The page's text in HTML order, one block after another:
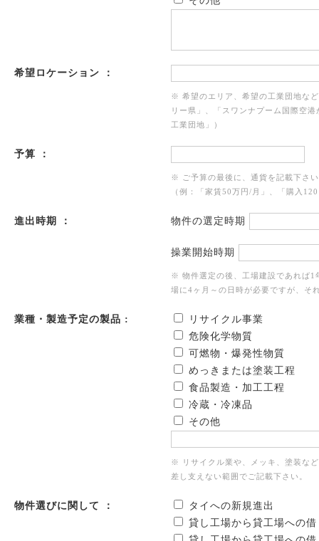
希望ロケーション ：
※ 希望のエリア、希望の工業団地な
リー県」、「スワンナプーム国際空
工業団地」）
予算 ：
※ ご予算の最後に、通貨を記載下さ
（例：「家賃50万円/月」、「購入
進出時期 ： 物件の選定時期
操業開始時期
※ 物件選定の後、工場建設であれば1
場に4ヶ月～の日時が必要ですが、そ
業種・製造予定の製品 :
リサイクル事業
危険化学物質
可燃物・爆発性物質
めっきまたは塗装工程
食品製造・加工工程
冷蔵・冷凍品
その他
※ リサイクル業や、メッキ、塗装な
差し支えない範囲でご記載下さい。
物件選びに関して ：
タイへの新規進出
貸し工場から貸工場への